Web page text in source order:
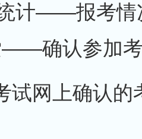
计——报考情
确认参加
网上确认的